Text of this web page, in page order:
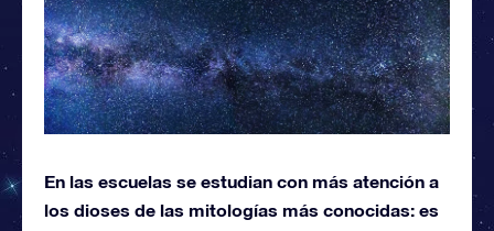
En las escuelas se estudian con más atención a
los dioses de las mitologías más conocidas: es